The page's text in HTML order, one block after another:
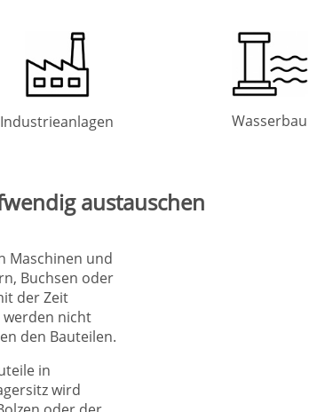
Industrieanlagen Wasserbau
austauschen
Maschinen und
Buchsen oder
der Zeit
nicht
den Bauteilen.
in
wird